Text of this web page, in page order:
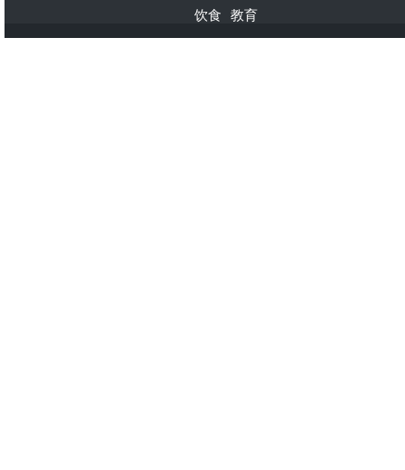
饮食 教育